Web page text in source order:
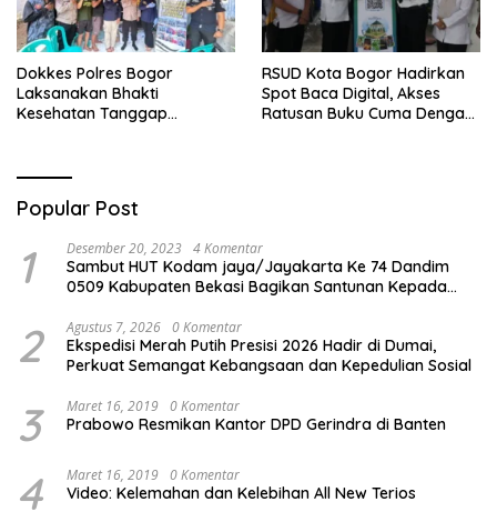
Dokkes Polres Bogor
Laksanakan Bhakti
Kesehatan Tanggap
RSUD Kota Bogor Hadirkan
Spot Baca Digital, Akses
Ratusan Buku Cuma Dengan
Popular Post
1 Desember 20, 2023 4 Komentar
Sambut HUT Kodam jaya/Jayakarta Ke 74 Dandim
0509 Kabupaten Bekasi Bagikan Santunan Kepada
2 Agustus 7, 2026 0 Komentar
Ekspedisi Merah Putih Presisi 2026 Hadir di Dumai,
Perkuat Semangat Kebangsaan dan Kepedulian Sosial
3 Maret 16, 2019 0 Komentar
Prabowo Resmikan Kantor DPD Gerindra di Banten
4 Maret 16, 2019 0 Komentar
Video: Kelemahan dan Kelebihan All New Terios